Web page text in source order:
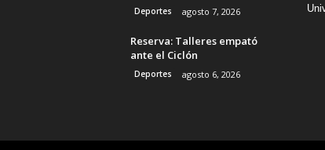
Deportes agosto 7, 2026
Reserva: Talleres empató
ante el Ciclón
Deportes agosto 6, 2026